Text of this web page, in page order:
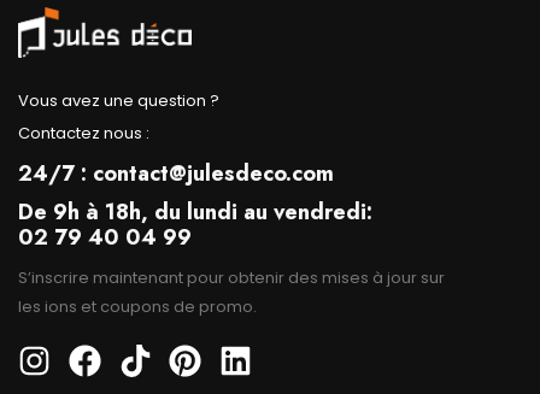
Vous avez une question ?
Contactez nous :
24/7 : contact@julesdeco.com
De 9h à 18h, du lundi au vendredi:
02 79 40 04 99
S’inscrire maintenant pour obtenir des mises à jour sur
les ions et coupons de promo.